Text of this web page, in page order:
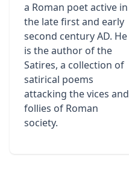
a Roman poet active in
the late first and early
second century AD. He
is the author of the
Satires, a collection of
satirical poems
attacking the vices and
follies of Roman
society.